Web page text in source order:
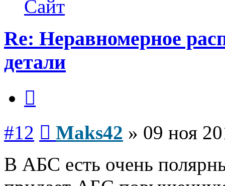
Сайт
Re: Неравномерное
детали
#12 Maks42 » 09 ноя
В АБС есть очень